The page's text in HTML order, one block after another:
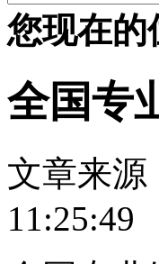
您现在的
全国专
文章来源
11:25:49